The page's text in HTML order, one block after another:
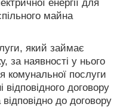
енергії для
майна
який займає
за наявності у нього
комунальної послуги
договору
до договору